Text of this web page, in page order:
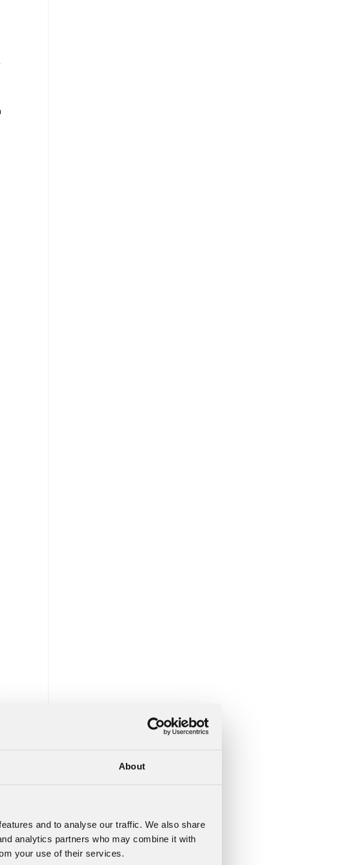
About
and to analyse our traffic. We also share
analytics partners who may combine it with
your use of their services.